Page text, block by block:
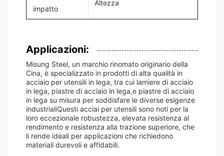
impatto
Altezza
Applicazioni:
Misung Steel, un marchio rinomato originario della
Cina, è specializzato in prodotti di alta qualità in
acciaio per utensili in lega, tra cui lamiere di acciaio
in lega, piastre di acciaio in lega,e piastre di acciaio
in lega su misura per soddisfare le diverse esigenze
industrialiQuesti acciai per utensili sono noti per la
loro eccezionale robustezza, elevata resistenza al
rendimento e resistenza alla trazione superiore, che
li rende ideali per applicazioni che richiedono
materiali durevoli e affidabili.